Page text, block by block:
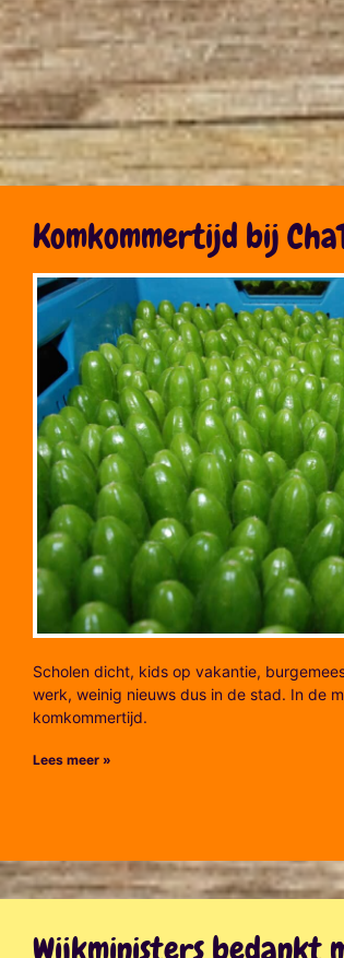
Komkommertijd bij
Scholen dicht, kids op vakantie,
werk, weinig nieuws dus in de stad. In de
komkommertijd.
Lees meer »